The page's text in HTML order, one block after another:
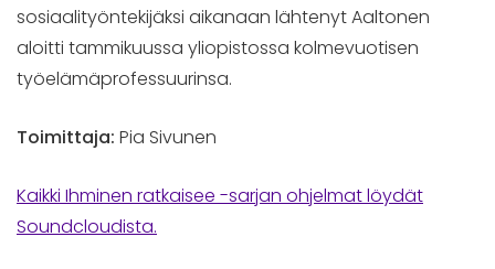
sosiaalityöntekijäksi aikanaan lähtenyt Aaltonen
aloitti tammikuussa yliopistossa kolmevuotisen
työelämäprofessuurinsa.
Toimittaja: Pia Sivunen
Kaikki Ihminen ratkaisee -sarjan ohjelmat löydät
Soundcloudista.